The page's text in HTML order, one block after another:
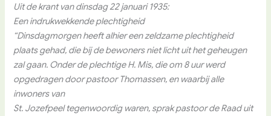
Uit de krant van dinsdag 22 januari 1935:
Een indrukwekkende plechtigheid
“Dinsdagmorgen heeft alhier een zeldzame plechtigheid
plaats gehad, die bij de bewoners niet licht uit het geheugen
zal gaan. Onder de plechtige H. Mis, die om 8 uur werd
opgedragen door pastoor Thomassen, en waarbij alle
inwoners van
St. Jozefpeel tegenwoordig waren, sprak pastoor de Raad uit